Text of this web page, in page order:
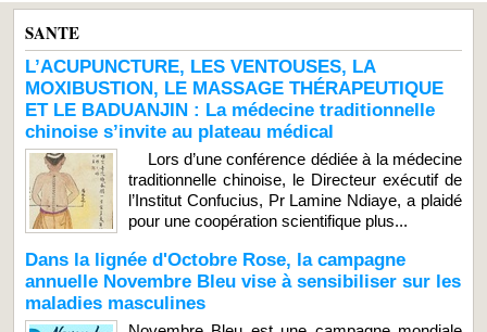
SANTE
L’ACUPUNCTURE, LES VENTOUSES, LA
MOXIBUSTION, LE MASSAGE THÉRAPEUTIQUE
ET LE BADUANJIN : La médecine traditionnelle
chinoise s’invite au plateau médical
Lors d’une conférence dédiée à la médecine
traditionnelle chinoise, le Directeur exécutif de
l’Institut Confucius, Pr Lamine Ndiaye, a plaidé
pour une coopération scientifique plus...
Dans la lignée d'Octobre Rose, la campagne
annuelle Novembre Bleu vise à sensibiliser sur les
maladies masculines